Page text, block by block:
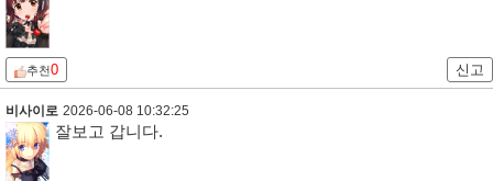
추천0 신고
비사이로 2026-06-08 10:32:25
잘보고 갑니다.